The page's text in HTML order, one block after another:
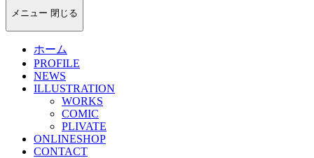
メニュー 閉じる
ホーム
PROFILE
NEWS
ILLUSTRATION
WORKS
COMIC
PLIVATE
ONLINESHOP
CONTACT